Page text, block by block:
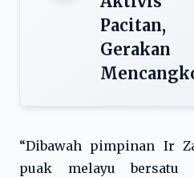
Pacitan,
“Dibawah pimpinan Ir
puak melayu